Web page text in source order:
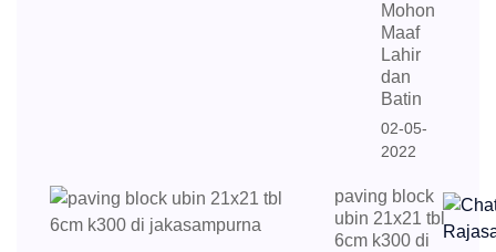
Mohon
Maaf
Lahir
dan
Batin
02-05-
2022
paving block
ubin 21x21 tbl
6cm k300 di